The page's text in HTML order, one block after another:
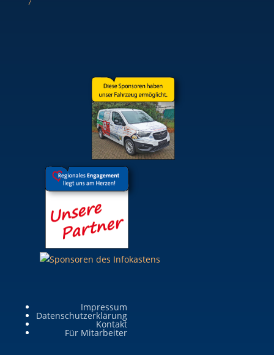
7
Impressum
Datenschutzerklärung
Kontakt
Für Mitarbeiter